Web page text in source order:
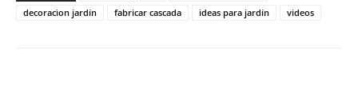
decoracion jardin
fabricar cascada ideas para jardin videos